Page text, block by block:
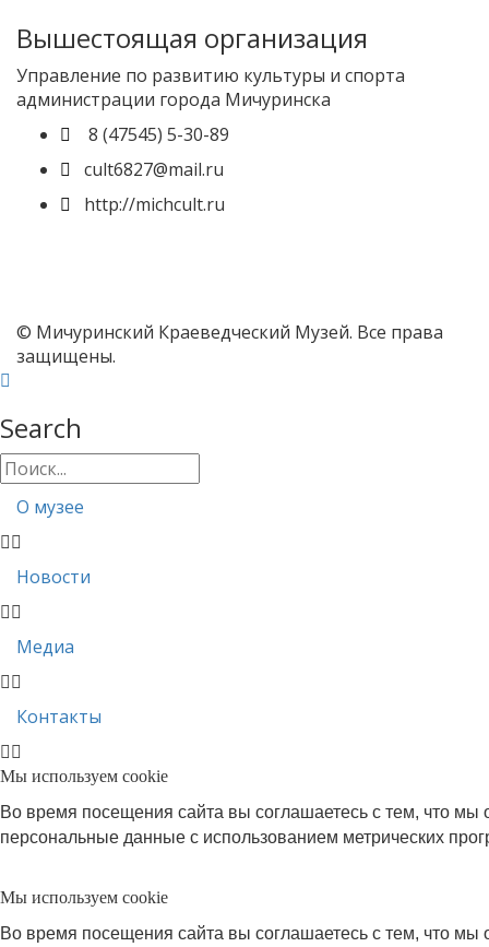
Вышестоящая организация
Управление по развитию культуры и спорта
администрации города Мичуринска
8 (47545) 5-30-89
cult6827@mail.ru
http://michcult.ru
© Мичуринский Краеведческий Музей. Все права
защищены.
Search
О музее
Новости
Медиа
Контакты
Мы используем cookie
Во время посещения сайта вы соглашаетесь с тем, что
персональные данные с использованием метрических
Мы используем cookie
Во время посещения сайта вы соглашаетесь с тем, что